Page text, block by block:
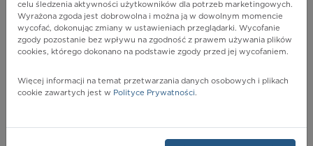
POKAŻ FILTRY
Pharmindex
celu śledzenia aktywności użytkowników dla potrzeb marketingowych.
Wyrażona zgoda jest dobrowolna i można ją w dowolnym momencie
wycofać, dokonując zmiany w ustawieniach przeglądarki. Wycofanie
zgody pozostanie bez wpływu na zgodność z prawem używania plików
cookies, którego dokonano na podstawie zgody przed jej wycofaniem.
Więcej informacji na temat przetwarzania danych osobowych i plikach
cookie zawartych jest w Polityce Prywatności.